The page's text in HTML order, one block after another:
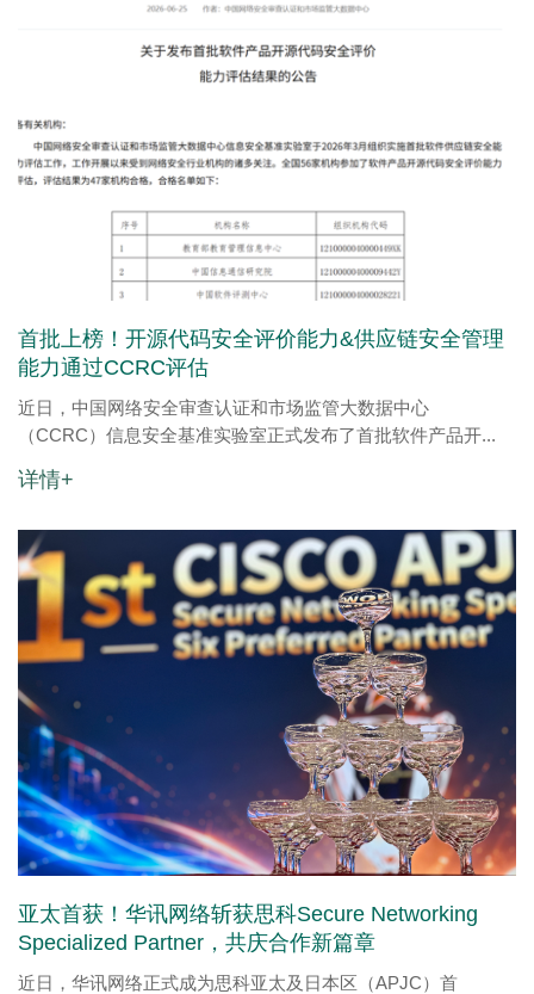
首批上榜！开源代码安全评价能力&供应链安全管理
能力通过CCRC评估
近日，中国网络安全审查认证和市场监管大数据中心
（CCRC）信息安全基准实验室正式发布了首批软件产品开...
详情+
亚太首获！华讯网络斩获思科Secure Networking
Specialized Partner，共庆合作新篇章
近日，华讯网络正式成为思科亚太及日本区（APJC）首